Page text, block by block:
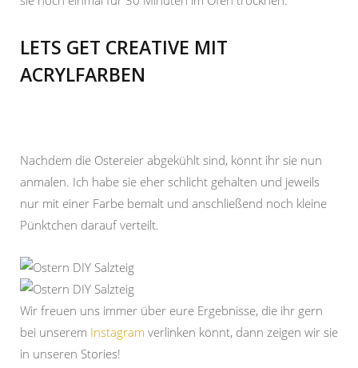
LETS GET CREATIVE MIT
ACRYLFARBEN
Nachdem die Ostereier abgekühlt sind, könnt ihr sie nun
anmalen. Ich habe sie eher schlicht gehalten und jeweils
nur mit einer Farbe bemalt und anschließend noch kleine
Pünktchen darauf verteilt.
Wir freuen uns immer über eure Ergebnisse, die ihr gern
bei unserem Instagram verlinken könnt, dann zeigen wir sie
in unseren Stories!